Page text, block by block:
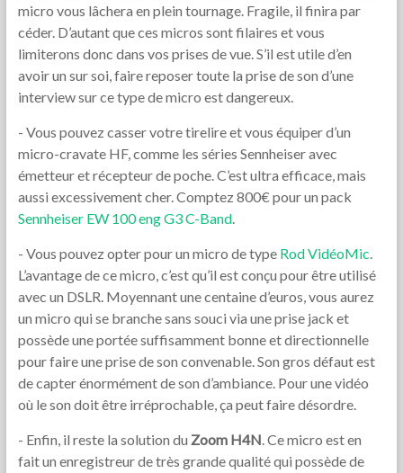
micro vous lâchera en plein tournage. Fragile, il finira par
céder. D’autant que ces micros sont filaires et vous
limiterons donc dans vos prises de vue. S’il est utile d’en
avoir un sur soi, faire reposer toute la prise de son d’une
interview sur ce type de micro est dangereux.
- Vous pouvez casser votre tirelire et vous équiper d’un
micro-cravate HF, comme les séries Sennheiser avec
émetteur et récepteur de poche. C’est ultra efficace, mais
aussi excessivement cher. Comptez 800€ pour un pack
Sennheiser EW 100 eng G3 C-Band.
- Vous pouvez opter pour un micro de type Rod VidéoMic.
L’avantage de ce micro, c’est qu’il est conçu pour être utilisé
avec un DSLR. Moyennant une centaine d’euros, vous aurez
un micro qui se branche sans souci via une prise jack et
possède une portée suffisamment bonne et directionnelle
pour faire une prise de son convenable. Son gros défaut est
de capter énormément de son d’ambiance. Pour une vidéo
où le son doit être irréprochable, ça peut faire désordre.
- Enfin, il reste la solution du Zoom H4N. Ce micro est en
fait un enregistreur de très grande qualité qui possède de